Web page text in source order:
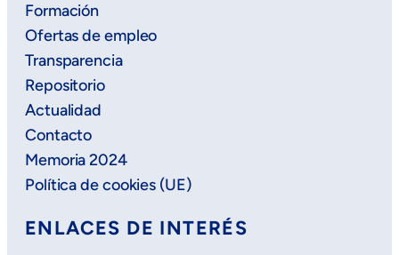
Formación
Ofertas de empleo
Transparencia
Repositorio
Actualidad
Contacto
Memoria 2024
Política de cookies (UE)
ENLACES DE INTERÉS